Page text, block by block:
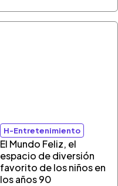
H-Entretenimiento
El Mundo Feliz, el
espacio de diversión
favorito de los niños en
los años 90